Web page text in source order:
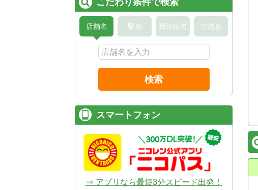
こだわり条件で検索
店舗名 駅名 新幹線名 空港名
検索
スマートフォン
⇒ アプリなら最短3分スピード出発！